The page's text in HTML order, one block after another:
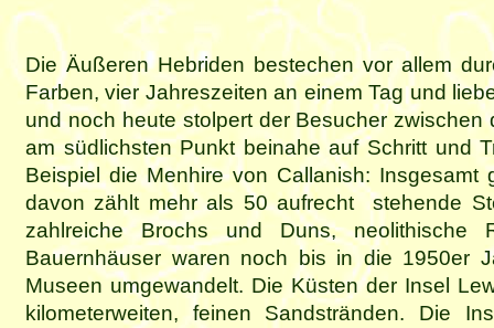
Die Äußeren Hebriden bestechen vor allem
Farben, vier Jahreszeiten an einem Tag und
und noch heute stolpert der Besucher
am südlichsten Punkt beinahe auf Schritt und
Beispiel die Menhire von Callanish:
davon zählt mehr als 50 aufrecht stehende
zahlreiche Brochs und Duns, neolithische
Bauernhäuser waren noch bis in die 1950er
Museen umgewandelt. Die Küsten der Insel
kilometerweiten, feinen Sandstränden. Die